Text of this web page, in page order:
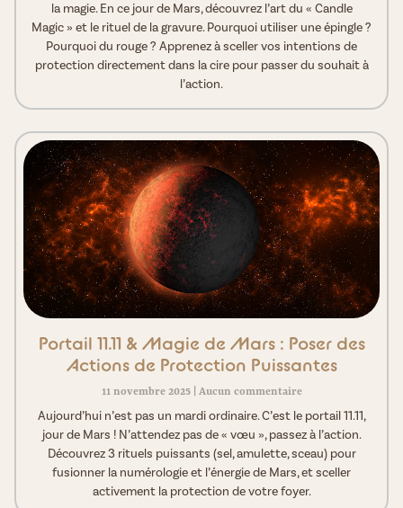
la magie. En ce jour de Mars, découvrez l’art du « Candle
Magic » et le rituel de la gravure. Pourquoi utiliser une épingle ?
Pourquoi du rouge ? Apprenez à sceller vos intentions de
protection directement dans la cire pour passer du souhait à
l’action.
Portail 11.11 & Magie de Mars : Poser des
Actions de Protection Puissantes
11 novembre 2025 Aucun commentaire
Aujourd’hui n’est pas un mardi ordinaire. C’est le portail 11.11,
jour de Mars ! N’attendez pas de « vœu », passez à l’action.
Découvrez 3 rituels puissants (sel, amulette, sceau) pour
fusionner la numérologie et l’énergie de Mars, et sceller
activement la protection de votre foyer.